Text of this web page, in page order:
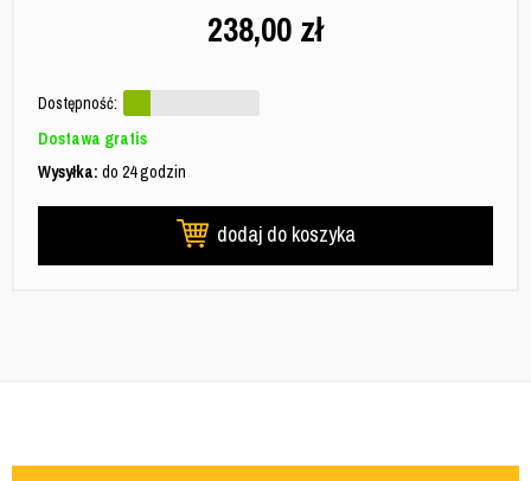
238,00 zł
Dostępność:
Dostawa gratis
Wysyłka: do 24 godzin
dodaj do koszyka